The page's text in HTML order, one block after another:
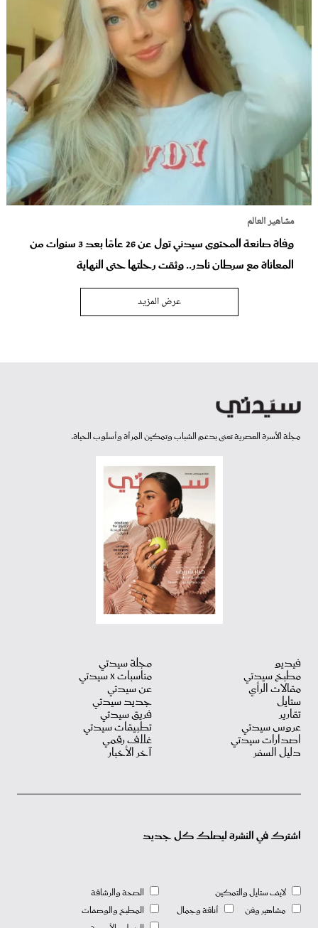
مشاهير العالم
وفاة صانعة المحتوى سيدني تول عن 26 عامًا بعد 3 سنوات من
المعاناة مع سرطان نادر.. وثقت رحلتها حتى النهاية
عرض المزيد
مجلة الأسرة العصرية تعنى بدعم الشباب وتمكين المرأة وأسلوب الحياة.
فيديو
مطبخ سيدتي
مقالات الرأي
ستايل
تقارير
عروس سيدتي
اصدارات سيدتي
دليل السفر
مجلة سيدتي
مناسبات X سيدتي
عن سيدتي
جديد سيدتي
فريق سيدتي
تطبيقات سيدتي
غلاف رقمي
آخر الأخبار
اشترك في النشرة ليصلك كل جديد
لايف ستايل والتمكين
مشاهير وفن
أناقة وجمال
الصحة والرشاقة
المطبخ والوصفات